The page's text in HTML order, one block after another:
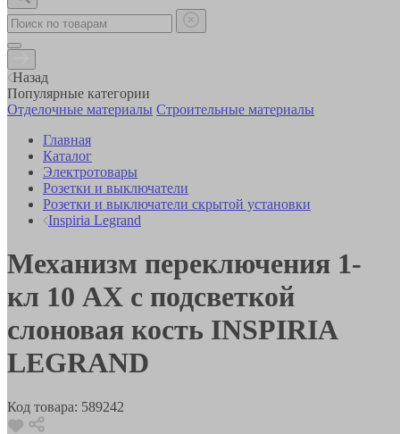
Назад
Популярные категории
Отделочные материалы Строительные материалы
Главная
Каталог
Электротовары
Розетки и выключатели
Розетки и выключатели скрытой установки
Inspiria Legrand
Механизм переключения 1-
кл 10 AX с подсветкой
слоновая кость INSPIRIA
LEGRAND
Код товара: 589242